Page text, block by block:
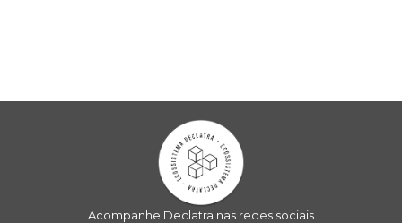
Acompanhe Declatra nas redes sociais